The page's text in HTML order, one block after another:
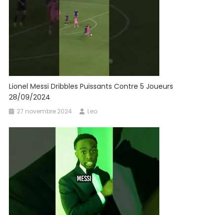
Lionel Messi Dribbles Puissants Contre 5 Joueurs
28/09/2024
27 novembre 2024 Leo